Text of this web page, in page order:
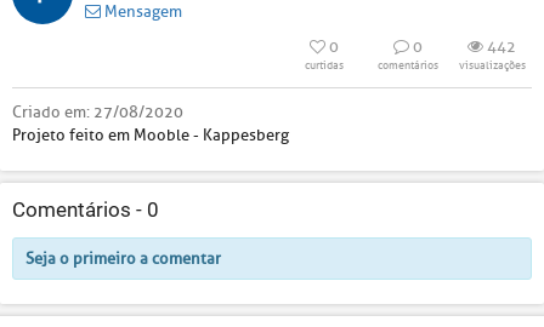
Mensagem
0
curtidas
0
comentários
442
visualizações
Criado em: 27/08/2020
Projeto feito em Mooble - Kappesberg
Comentários - 0
Seja o primeiro a comentar